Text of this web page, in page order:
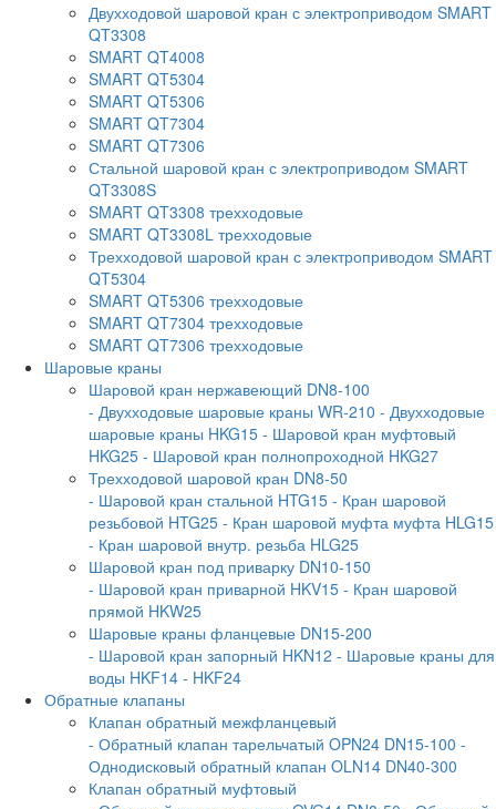
Двухходовой шаровой кран с электроприводом SMART
QT3308
SMART QT4008
SMART QT5304
SMART QT5306
SMART QT7304
SMART QT7306
Стальной шаровой кран с электроприводом SMART
QT3308S
SMART QT3308 трехходовые
SMART QT3308L трехходовые
Трехходовой шаровой кран с электроприводом SMART
QT5304
SMART QT5306 трехходовые
SMART QT7304 трехходовые
SMART QT7306 трехходовые
Шаровые краны
Шаровой кран нержавеющий DN8-100
- Двухходовые шаровые краны WR-210 - Двухходовые
шаровые краны HKG15 - Шаровой кран муфтовый
HKG25 - Шаровой кран полнопроходной HKG27
Трехходовой шаровой кран DN8-50
- Шаровой кран стальной HTG15 - Кран шаровой
резьбовой HTG25 - Кран шаровой муфта муфта HLG15
- Кран шаровой внутр. резьба HLG25
Шаровой кран под приварку DN10-150
- Шаровой кран приварной HKV15 - Кран шаровой
прямой HKW25
Шаровые краны фланцевые DN15-200
- Шаровой кран запорный HKN12 - Шаровые краны для
воды HKF14 - HKF24
Обратные клапаны
Клапан обратный межфланцевый
- Обратный клапан тарельчатый OPN24 DN15-100 -
Однодисковый обратный клапан OLN14 DN40-300
Клапан обратный муфтовый